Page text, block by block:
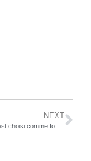
NEXT
Loop Energy est choisi comme fournisseur de piles à combustible de Tevva en se plaçant en tête de la concurrence et élargit sa clientèle européenne.